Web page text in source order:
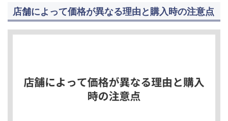
店舗によって価格が異なる理由と購入時の注意点